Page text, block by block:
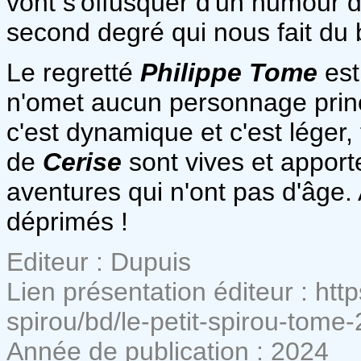
second degré qui nous fait du
Le regretté Philippe Tome
n'omet aucun personnage
c'est dynamique et c'est
de Cerise sont vives et
aventures qui n'ont pas
déprimés !
Editeur : Dupuis
Lien présentation éditeur :
spirou/bd/le-petit-spirou-
Année de publication : 2024